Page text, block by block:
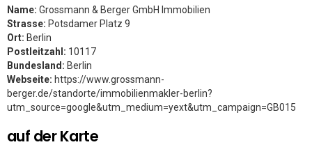
Name: Grossmann & Berger GmbH Immobilien
Strasse: Potsdamer Platz 9
Ort: Berlin
Postleitzahl: 10117
Bundesland: Berlin
Webseite: https://www.grossmann-
berger.de/standorte/immobilienmakler-berlin?
utm_source=google&utm_medium=yext&utm_campaign=GB015
auf der Karte